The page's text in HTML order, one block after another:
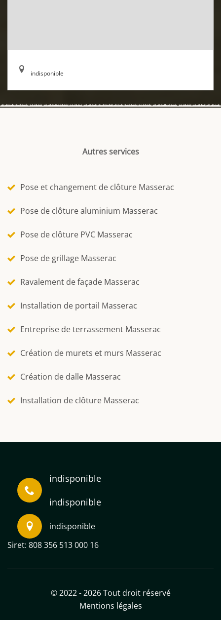
indisponible
Autres services
Pose et changement de clôture Masserac
Pose de clôture aluminium Masserac
Pose de clôture PVC Masserac
Pose de grillage Masserac
Ravalement de façade Masserac
Installation de portail Masserac
Entreprise de terrassement Masserac
Création de murets et murs Masserac
Création de dalle Masserac
Installation de clôture Masserac
indisponible
indisponible
indisponible
Siret: 808 356 513 000 16
© 2022 - 2026 Tout droit réservé
Mentions légales